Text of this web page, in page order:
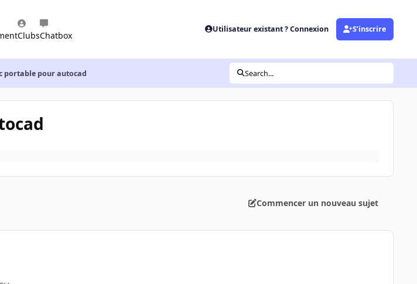
ClubsChatbox
Utilisateur existant ? Connexion S’inscrire
portable pour autocad Search...
Commencer un nouveau sujet